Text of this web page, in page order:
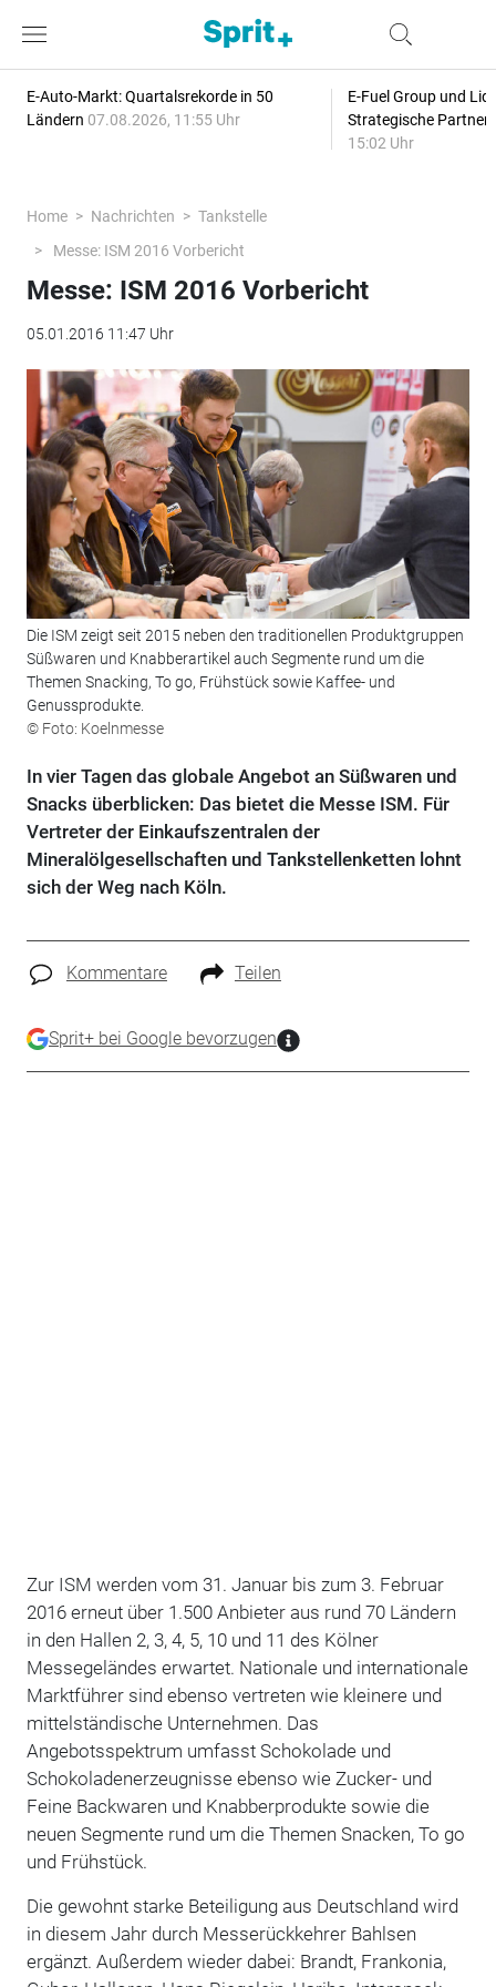
E-Auto-Markt: Quartalsrekorde in 50
Ländern 07.08.2026, 11:55 Uhr
E-Fuel Group und
Strategische
15:02 Uhr
Home Nachrichten
Tankstelle
Messe: ISM 2016 Vorbericht
Messe: ISM 2016 Vorbericht
05.01.2016 11:47 Uhr
Die ISM zeigt seit 2015 neben den traditionellen Produktgruppen
Süßwaren und Knabberartikel auch Segmente rund um die
Themen Snacking, To go, Frühstück sowie Kaffee- und
Genussprodukte.
© Foto: Koelnmesse
In vier Tagen das globale Angebot an Süßwaren und
Snacks überblicken: Das bietet die Messe ISM. Für
Vertreter der Einkaufszentralen der
Mineralölgesellschaften und Tankstellenketten lohnt
sich der Weg nach Köln.
Kommentare Teilen
Sprit+ bei Google bevorzugen
Zur ISM werden vom 31. Januar bis zum 3. Februar
2016 erneut über 1.500 Anbieter aus rund 70 Ländern
in den Hallen 2, 3, 4, 5, 10 und 11 des Kölner
Messegeländes erwartet. Nationale und internationale
Marktführer sind ebenso vertreten wie kleinere und
mittelständische Unternehmen. Das
Angebotsspektrum umfasst Schokolade und
Schokoladenerzeugnisse ebenso wie Zucker- und
Feine Backwaren und Knabberprodukte sowie die
neuen Segmente rund um die Themen Snacken, To go
und Frühstück.
Die gewohnt starke Beteiligung aus Deutschland wird
in diesem Jahr durch Messerückkehrer Bahlsen
ergänzt. Außerdem wieder dabei: Brandt, Frankonia,